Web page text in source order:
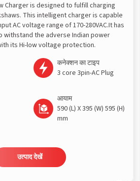
Charger is designed to fulfill charging
This intelligent charger is capable
AC voltage range of 170-280VAC.It has
withstand the adverse Indian power
its Hi-low voltage protection.
कनेक्शन का टाइप
3 core 3pin-AC Plug
आयाम
590 (L) X 395 (W) 595 (H)
mm
उत्पाद देखें